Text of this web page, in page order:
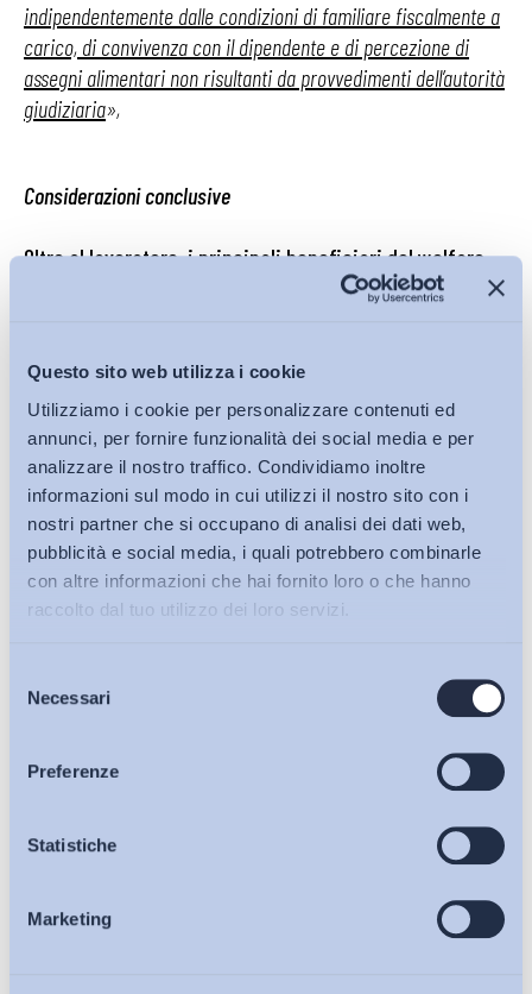
Questo sito web utilizza i cookie
Utilizziamo i cookie per personalizzare contenuti ed
annunci, per fornire funzionalità dei social media e per
analizzare il nostro traffico. Condividiamo inoltre
informazioni sul modo in cui utilizzi il nostro sito con i
nostri partner che si occupano di analisi dei dati web,
pubblicità e social media, i quali potrebbero combinarle
con altre informazioni che hai fornito loro o che hanno
raccolto dal tuo utilizzo dei loro servizi.
delNecessari
Preferenze
Statistiche
Marketing
Bollettini ADAPT
Articoli
Osservatori
Eventi
indipendentemente dalle condizioni di familiare fiscalmente a
carico, di convivenza con il dipendente e di percezione di
assegni alimentari non risultanti da provvedimenti dell’autorità
giudiziaria»,
Considerazioni conclusive
Oltre al lavoratore, i principali beneficiari del welfare
aziendale sono generalmente coniuge e figli. Su questo
potrebbero verificarsiper i lavoratori che usufruiscono di
misure specifiche, come quelle destinate ai familiari
anziani.In precedenza, i beneficiari potevano includere
anche i suoceri del lavoratore, ma con la restrizione della
definizione di familiari, i destinatari anziani di eventuali
misure possono ora essere soltanto i genitori del lavoratore.
Pertanto, l’impatto del cambiamento potrebbe non
Questo potrebbe lasciare scoperti bisogni importanti,
risposta e un sollievo attraverso il welfare aziendale.